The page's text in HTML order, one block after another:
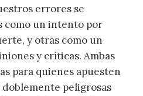
errores se
como un intento por
y otras como un
y críticas. Ambas
para quienes apuesten
doblemente peligrosas